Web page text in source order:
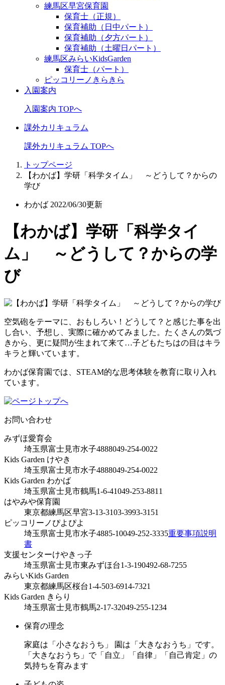
練馬区早宮保育園
保育士（正規）
保育補助（日中パート）
保育補助（夕方パート）
保育補助（土曜日パート）
練馬区みらいKidsGarden
保育士（パート）
ピッコリーノきらきら
入園案内
入園案内 TOPへ
課外カリキュラム
課外カリキュラム TOPへ
トップページ
【わかば】学研「科学タイム」 ～どうして？からの
学び
わかば 2022/06/30更新
【わかば】学研「科学タイ
ム」 ～どうして？からの学
び
空気砲をテーマに、おもしろい！どうして？と感じた事を出
し合い、予想し、実際に確かめてみました。たくさんの気づ
きから、更に疑問が生まれて来て…子どもたちはの目はキラ
キラと輝いています。
わかば保育園では、STEAM的な思考体験を教育に取り入れ
ています。
お問い合わせ
みずほ愛育会
埼玉県富士見市水子4888049-254-0022
Kids Garden けやき
埼玉県富士見市水子4888049-254-0022
Kids Garden わかば
埼玉県富士見市鶴馬1-6-41049-253-8811
はやみや保育園
東京都練馬区早宮3-13-3103-3993-3151
ピッコリーノぴよぴよ
埼玉県富士見市水子4885-10049-252-3335重要事項説明
書
支援センターけやきっ子
埼玉県富士見市東みずほ台1-3-190492-68-7255
みらいKids Garden
東京都練馬区桜台1-4-503-6914-7321
Kids Garden きらり
埼玉県富士見市鶴馬2-17-32049-255-1234
保育の理念
家庭は「小さなおうち」 園は「大きなおうち」です。
「大きなおうち」で「自立」「自律」「自己肯定」の
気持ちを育みます